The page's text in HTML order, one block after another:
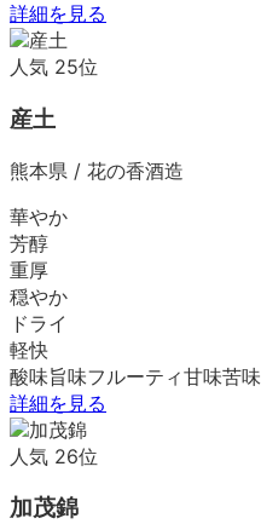
詳細を見る
人気 25位
産土
熊本県 / 花の香酒造
華やか
芳醇
重厚
穏やか
ドライ
軽快
酸味旨味フルーティ甘味苦味
詳細を見る
人気 26位
加茂錦